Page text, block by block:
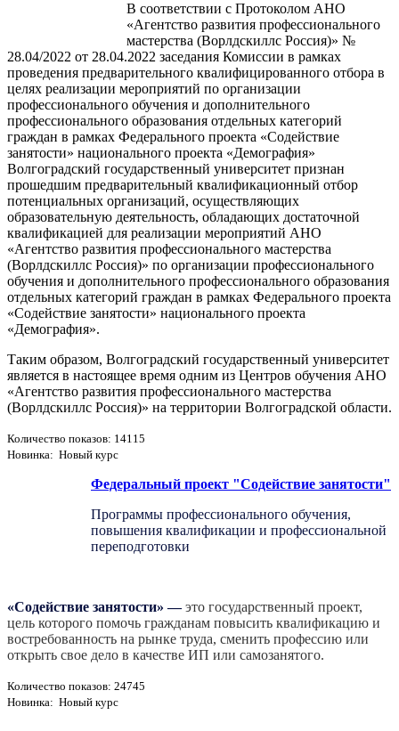
В соответствии с Протоколом АНО
«Агентство развития профессионального
мастерства (Ворлдскиллс Россия)» №
28.04/2022 от 28.04.2022 заседания Комиссии в рамках
проведения предварительного квалифицированного отбора в
целях реализации мероприятий по организации
профессионального обучения и дополнительного
профессионального образования отдельных категорий
граждан в рамках Федерального проекта «Содействие
занятости» национального проекта «Демография»
Волгоградский государственный университет признан
прошедшим предварительный квалификационный отбор
потенциальных организаций, осуществляющих
образовательную деятельность, обладающих достаточной
квалификацией для реализации мероприятий АНО
«Агентство развития профессионального мастерства
(Ворлдскиллс Россия)» по организации профессионального
обучения и дополнительного профессионального образования
отдельных категорий граждан в рамках Федерального проекта
«Содействие занятости» национального проекта
«Демография».
Таким образом, Волгоградский государственный университет
является в настоящее время одним из Центров обучения АНО
«Агентство развития профессионального мастерства
(Ворлдскиллс Россия)» на территории Волгоградской области.
Количество показов: 14115
Новинка: Новый курс
Федеральный проект "Содействие занятости"
Программы профессионального обучения,
повышения квалификации и профессиональной
переподготовки
«Содействие занятости» —это государственный проект,
цель которого помочь гражданам повысить квалификацию и
востребованность на рынке труда, сменить профессию или
открыть свое дело в качестве ИП или самозанятого.
Количество показов: 24745
Новинка: Новый курс